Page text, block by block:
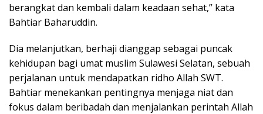
berangkat dan kembali dalam keadaan sehat,” kata
Bahtiar Baharuddin.
Dia melanjutkan, berhaji dianggap sebagai puncak
kehidupan bagi umat muslim Sulawesi Selatan, sebuah
perjalanan untuk mendapatkan ridho Allah SWT.
Bahtiar menekankan pentingnya menjaga niat dan
fokus dalam beribadah dan menjalankan perintah Allah